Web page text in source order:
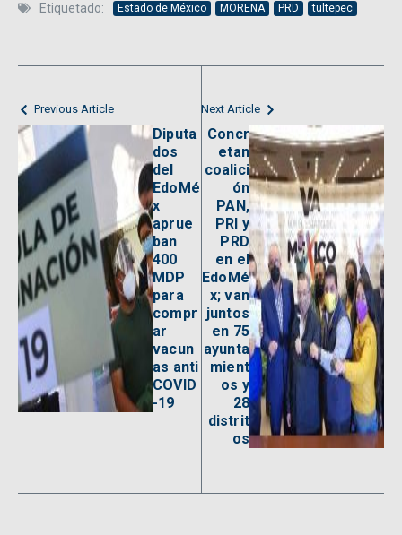
Etiquetado: Estado de México MORENA PRD tultepec
Previous Article
Diputa
dos
del
EdoMé
x
aprue
ban
400
MDP
para
compr
ar
vacun
as anti
COVID
-19
Next Article
Concr
etan
coalici
ón
PAN,
PRI y
PRD
en el
EdoMé
x; van
juntos
en 75
ayunta
mient
os y
28
distrit
os